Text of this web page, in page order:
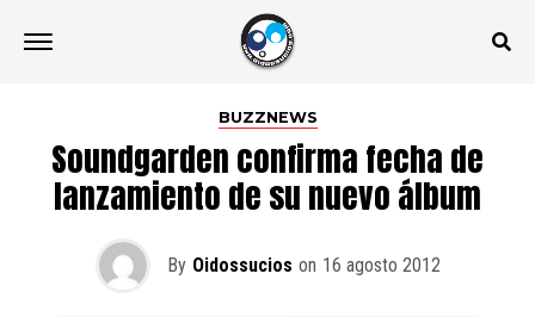
BUZZNEWS
Soundgarden confirma fecha de
lanzamiento de su nuevo álbum
By Oidossucios on 16 agosto 2012